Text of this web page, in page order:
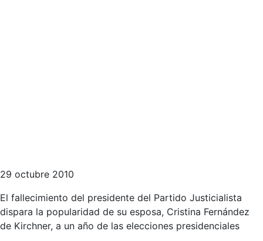
29 octubre 2010
El fallecimiento del presidente del Partido Justicialista
dispara la popularidad de su esposa, Cristina Fernández
de Kirchner, a un año de las elecciones presidenciales